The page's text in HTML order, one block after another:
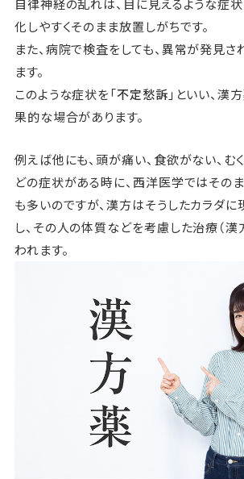
自律神経の乱れは、目に見えるような症
化しやすくそのまま放置しがちです。
また、病院で検査をしても、異常が発見さ
ます。
このような症状を「不定愁訴 」といい、漢
果的な場合があります。
例えば他にも、頭が痛い、食欲がない、む
どの症状がある時に、西洋医学ではその
も多いのですが、漢方はそうしたカラダ
し、その人の体質などを考慮した治療（
われます。